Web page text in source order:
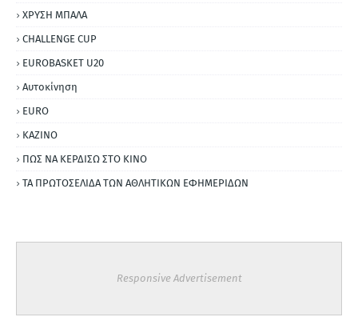
ΧΡΥΣΗ ΜΠΑΛΑ
CHALLENGE CUP
EUROBASKET U20
Αυτοκίνηση
ΕURO
ΚΑΖΙΝΟ
ΠΩΣ ΝΑ ΚΕΡΔΙΣΩ ΣΤΟ ΚΙΝΟ
ΤΑ ΠΡΩΤΟΣΕΛΙΔΑ ΤΩΝ ΑΘΛΗΤΙΚΩΝ ΕΦΗΜΕΡΙΔΩΝ
Responsive Advertisement